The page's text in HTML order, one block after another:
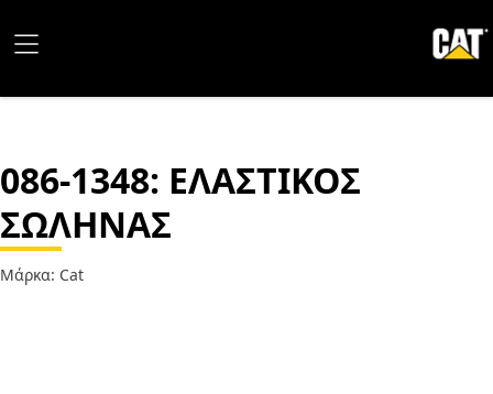
086-1348: ΕΛΑΣΤΙΚΟΣ
ΣΩΛΗΝΑΣ
Μάρκα: Cat